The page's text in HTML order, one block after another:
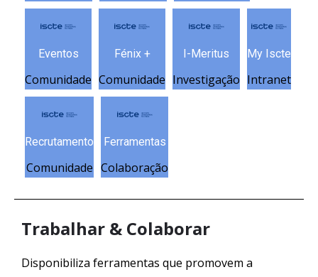
Eventos
Comunidade
Fénix +
Comunidade
I-Meritus
Investigação
My Iscte
Intranet
Recrutamento
Comunidade
Ferramentas
Colaboração
Trabalhar & Colaborar
Disponibiliza ferramentas que promovem a